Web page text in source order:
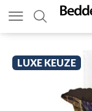
LUXE KEUZE